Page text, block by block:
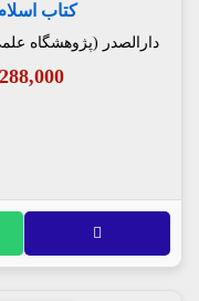
کتاب
دارالصدر (پژوهشگاه
288,000 تومان